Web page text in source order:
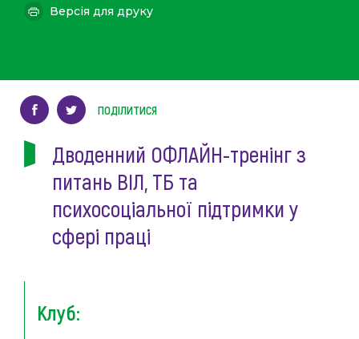
Дводенний ОФЛАЙН-тренінг з
питань ВІЛ, ТБ та
психосоціальної підтримки у
сфері праці
Клуб:
Версія для друку
ПОДІЛИТИСЯ